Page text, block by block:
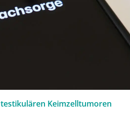
Keimzelltumoren